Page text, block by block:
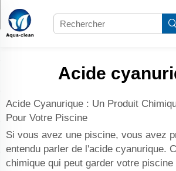
Acide
Acide Cyanurique : Un Produit
Pour Votre Piscine
Si vous avez une piscine, vous avez
entendu parler de l'acide cyanurique.
chimique qui peut garder votre